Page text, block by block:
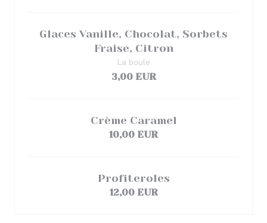
Glaces Vanille, Chocolat, Sorbets
Fraise, Citron
3,00 EUR
La boule
Crème Caramel
10,00 EUR
Profiteroles
12,00 EUR